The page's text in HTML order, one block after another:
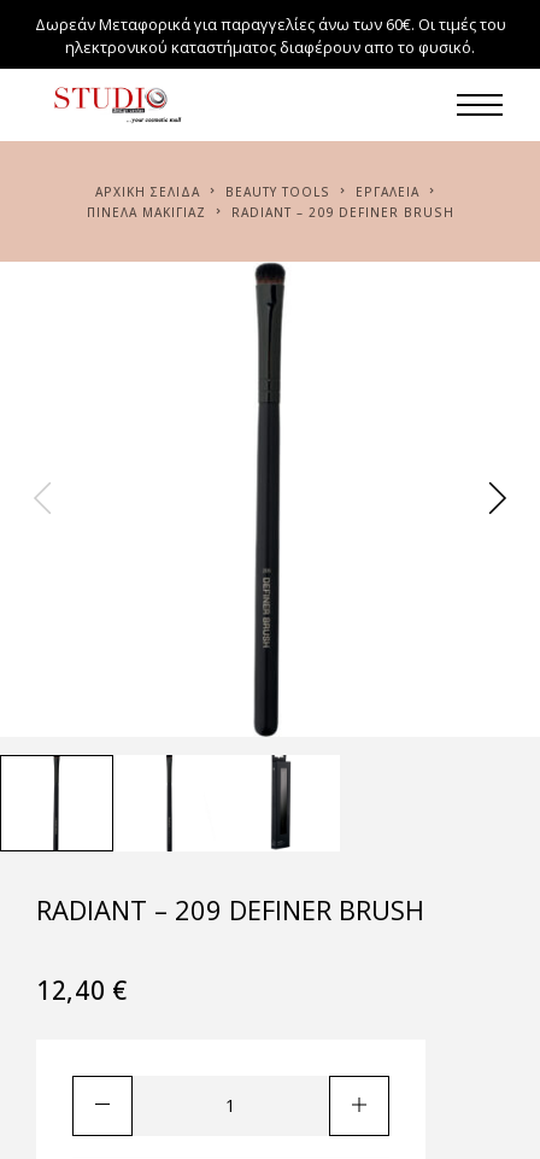
Δωρεάν Μεταφορικά για παραγγελίες άνω των 60€. Οι τιμές του
ηλεκτρονικού καταστήματος διαφέρουν απο το φυσικό.
ΑΡΧΙΚΉ ΣΕΛΊΔΑ BEAUTY TOOLS
ΕΡΓΑΛΕΊΑ
ΠΙΝΈΛΑ ΜΑΚΙΓΙΆΖ
RADIANT – 209 DEFINER BRUSH
RADIANT – 209 DEFINER BRUSH
12,40 €